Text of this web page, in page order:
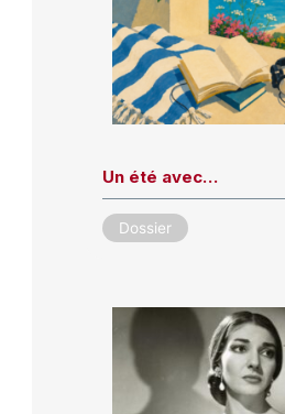
Un été avec…
Dossier